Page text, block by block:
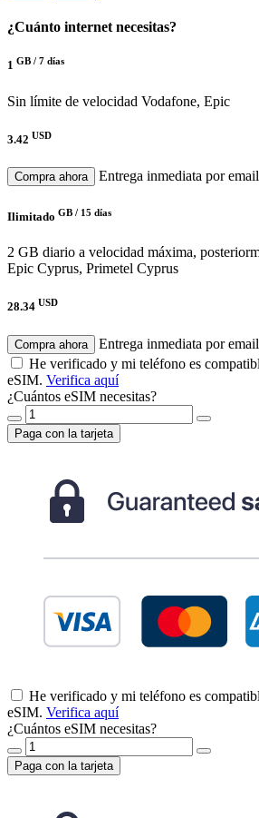
¿Cuánto internet necesitas?
1 GB / 7 días
Sin límite de velocidad Vodafone, Epic
3.42 USD
Compra ahora Entrega inmediata por
Ilimitado GB / 15 días
2 GB diario a velocidad máxima,
Epic Cyprus, Primetel Cyprus
28.34 USD
Compra ahora
Entrega inmediata por
He verificado y mi teléfono es
eSIM. Verifica aquí
¿Cuántos eSIM necesitas?
Paga con la tarjeta
He verificado y mi teléfono es
eSIM. Verifica aquí
¿Cuántos eSIM necesitas?
Paga con la tarjeta